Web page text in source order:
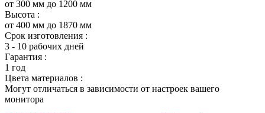
от 300 мм до 1200 мм
Высота :
от 400 мм до 1870 мм
Срок изготовления :
3 - 10 рабочих дней
Гарантия :
1 год
Цвета материалов :
Могут отличаться в зависимости от настроек вашего
монитора